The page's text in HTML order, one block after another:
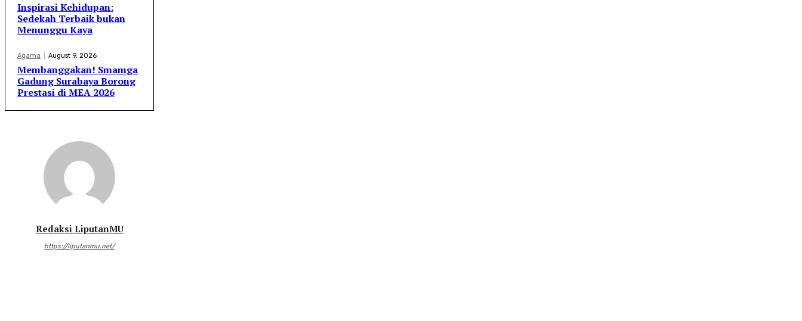
Inspirasi Kehidupan:
Sedekah Terbaik bukan
Menunggu Kaya
Agama August 9, 2026
Membanggakan! Smamga
Gadung Surabaya Borong
Prestasi di MEA 2026
Redaksi LiputanMU
https://liputanmu.net/